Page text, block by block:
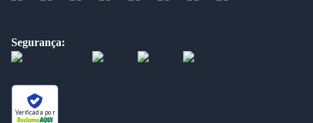
Segurança:
Verificada por